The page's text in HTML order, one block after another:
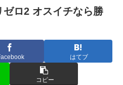
ゼロ2 オスイチなら勝
はてブ
コピー